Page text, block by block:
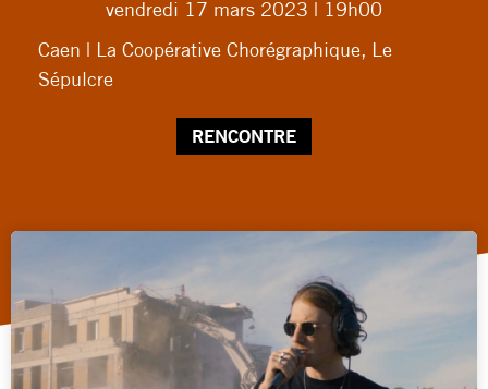
vendredi 17 mars 2023 | 19h00
Caen | La Coopérative Chorégraphique, Le
Sépulcre
RENCONTRE